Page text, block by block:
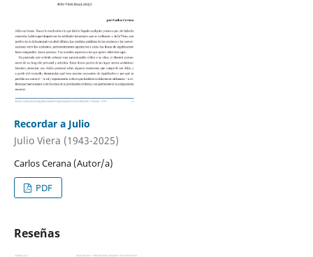
Recordar a Julio
Julio Viera (1943-2025)
Carlos Cerana (Autor/a)
PDF
Reseñas